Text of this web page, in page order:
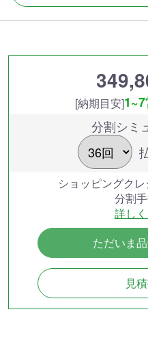
[納期目安]1~7
分割シミ
ショッピングク
分割
詳し
ただいま
見